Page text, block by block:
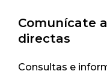
Comunícate
directas
Consultas e